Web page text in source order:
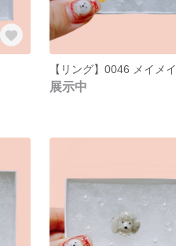
【リング】0046 メイメイ
展示中